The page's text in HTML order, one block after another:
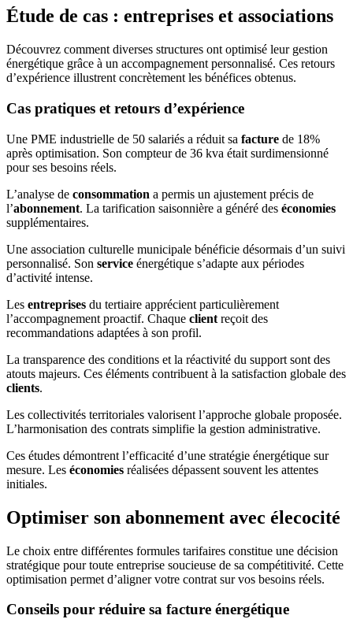
Étude de cas : entreprises et associations
Découvrez comment diverses structures ont optimisé leur gestion
énergétique grâce à un accompagnement personnalisé. Ces retours
d’expérience illustrent concrètement les bénéfices obtenus.
Cas pratiques et retours d’expérience
Une PME industrielle de 50 salariés a réduit sa facture de 18%
après optimisation. Son compteur de 36 kva était surdimensionné
pour ses besoins réels.
L’analyse de consommation a permis un ajustement précis de
l’abonnement. La tarification saisonnière a généré des économies
supplémentaires.
Une association culturelle municipale bénéficie désormais d’un suivi
personnalisé. Son service énergétique s’adapte aux périodes
d’activité intense.
Les entreprises du tertiaire apprécient particulièrement
l’accompagnement proactif. Chaque client reçoit des
recommandations adaptées à son profil.
La transparence des conditions et la réactivité du support sont des
atouts majeurs. Ces éléments contribuent à la satisfaction globale des
clients.
Les collectivités territoriales valorisent l’approche globale proposée.
L’harmonisation des contrats simplifie la gestion administrative.
Ces études démontrent l’efficacité d’une stratégie énergétique sur
mesure. Les économies réalisées dépassent souvent les attentes
initiales.
Optimiser son abonnement avec élecocité
Le choix entre différentes formules tarifaires constitue une décision
stratégique pour toute entreprise soucieuse de sa compétitivité. Cette
optimisation permet d’aligner votre contrat sur vos besoins réels.
Conseils pour réduire sa facture énergétique